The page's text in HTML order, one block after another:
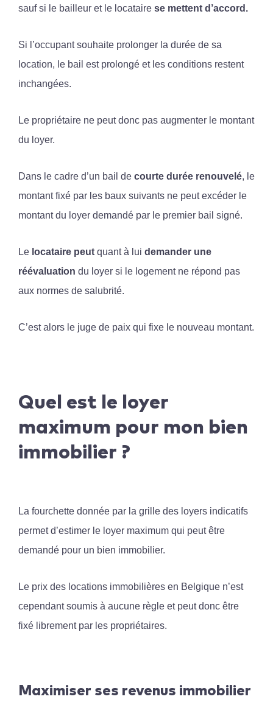
sauf si le bailleur et le locataire se mettent d’accord.
Si l’occupant souhaite prolonger la durée de sa
location, le bail est prolongé et les conditions restent
inchangées.
Le propriétaire ne peut donc pas augmenter le montant
du loyer.
Dans le cadre d’un bail de courte durée renouvelé, le
montant fixé par les baux suivants ne peut excéder le
montant du loyer demandé par le premier bail signé.
Le locataire peut quant à lui demander une
réévaluation du loyer si le logement ne répond pas
aux normes de salubrité.
C’est alors le juge de paix qui fixe le nouveau montant.
Quel est le loyer
maximum pour mon bien
immobilier ?
La fourchette donnée par la grille des loyers indicatifs
permet d’estimer le loyer maximum qui peut être
demandé pour un bien immobilier.
Le prix des locations immobilières en Belgique n’est
cependant soumis à aucune règle et peut donc être
fixé librement par les propriétaires.
Maximiser ses revenus immobilier